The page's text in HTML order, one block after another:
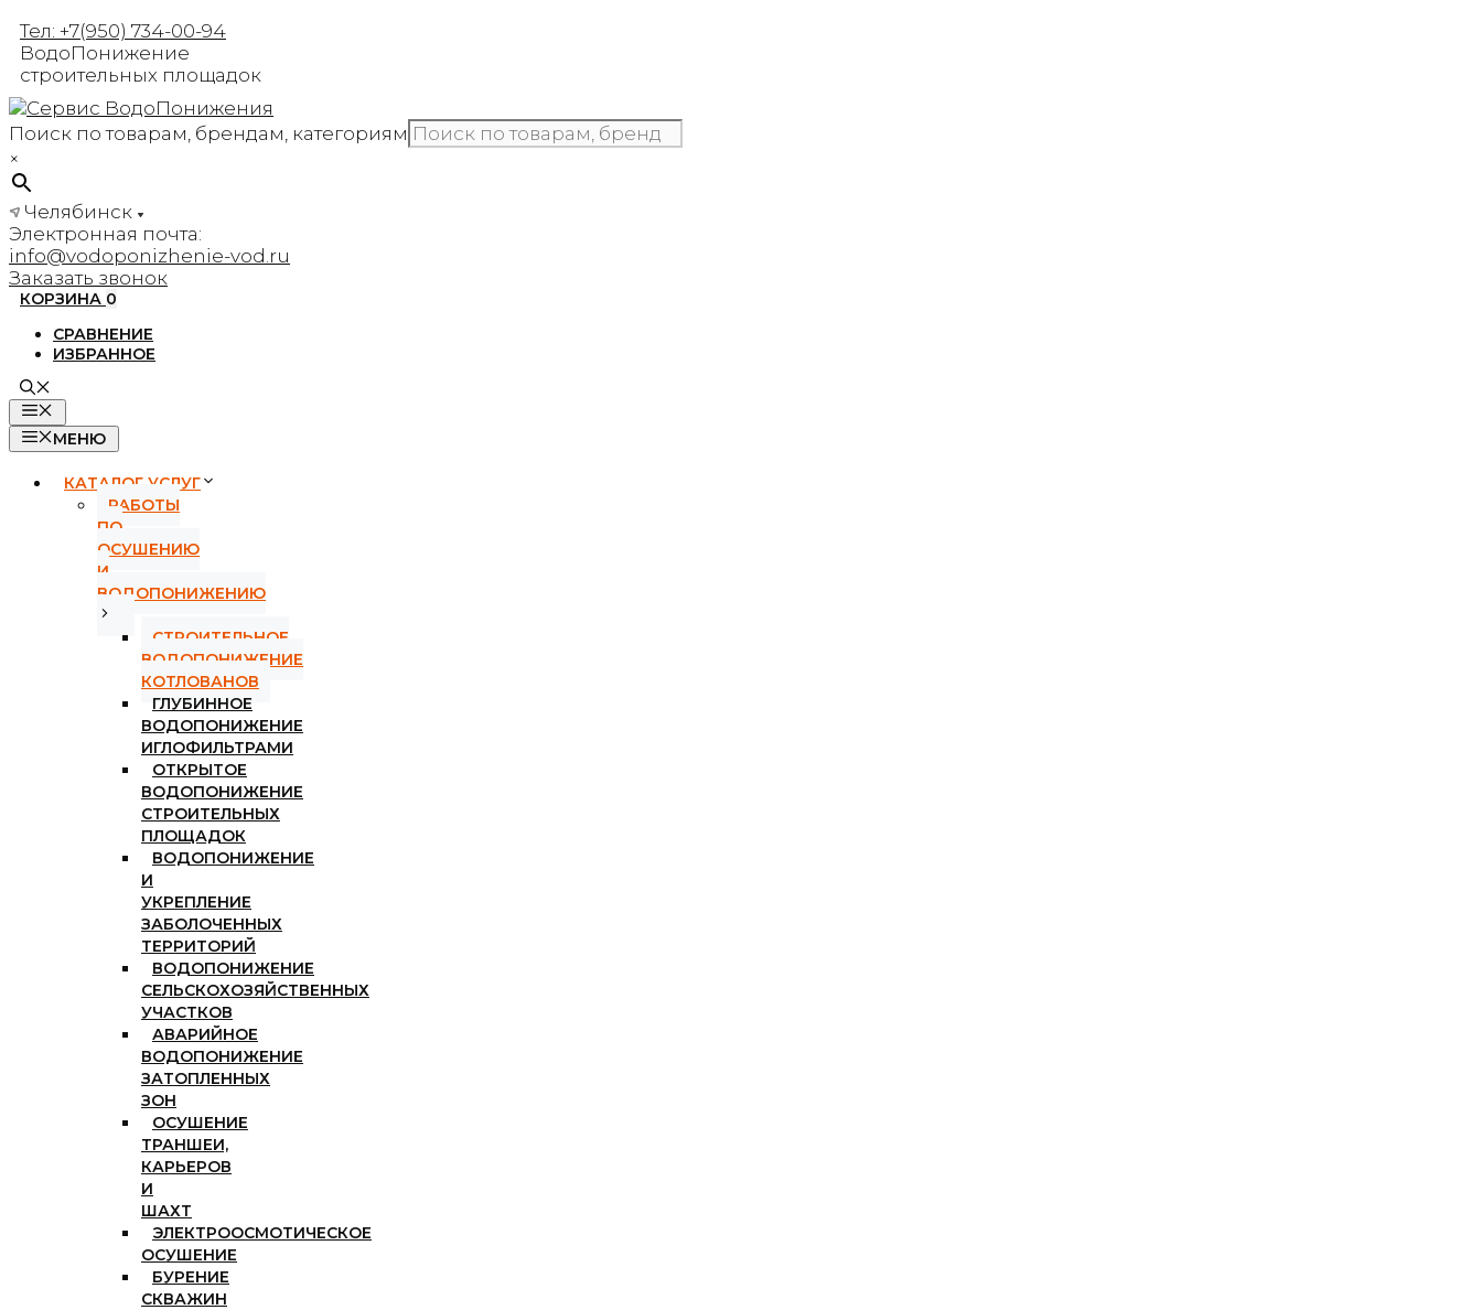
Перейти
содержимому
Тел: +7(950) 734-00-94
ВодоПонижение
строительных площадок
Поиск по товарам, брендам, категориям
×
Челябинск
Электронная почта:
info@vodoponizhenie-vod.ru
Заказать звонок
КОРЗИНА 0
СРАВНЕНИЕ
ИЗБРАННОЕ
МЕНЮ
КАТАЛОГ УСЛУГ
РАБОТЫ
ПО
ОСУШЕНИЮ
И
ВОДОПОНИЖЕНИЮ
СТРОИТЕЛЬНОЕ
ВОДОПОНИЖЕНИЕ
КОТЛОВАНОВ
ГЛУБИННОЕ
ВОДОПОНИЖЕНИЕ
ИГЛОФИЛЬТРАМИ
ОТКРЫТОЕ
ВОДОПОНИЖЕНИЕ
СТРОИТЕЛЬНЫХ
ПЛОЩАДОК
ВОДОПОНИЖЕНИЕ
И
УКРЕПЛЕНИЕ
ЗАБОЛОЧЕННЫХ
ТЕРРИТОРИЙ
ВОДОПОНИЖЕНИЕ
СЕЛЬСКОХОЗЯЙСТВЕННЫХ
УЧАСТКОВ
АВАРИЙНОЕ
ВОДОПОНИЖЕНИЕ
ЗАТОПЛЕННЫХ
ЗОН
ОСУШЕНИЕ
ТРАНШЕИ,
КАРЬЕРОВ
И
ШАХТ
ЭЛЕКТРООСМОТИЧЕСКОЕ
ОСУШЕНИЕ
БУРЕНИЕ
СКВАЖИН